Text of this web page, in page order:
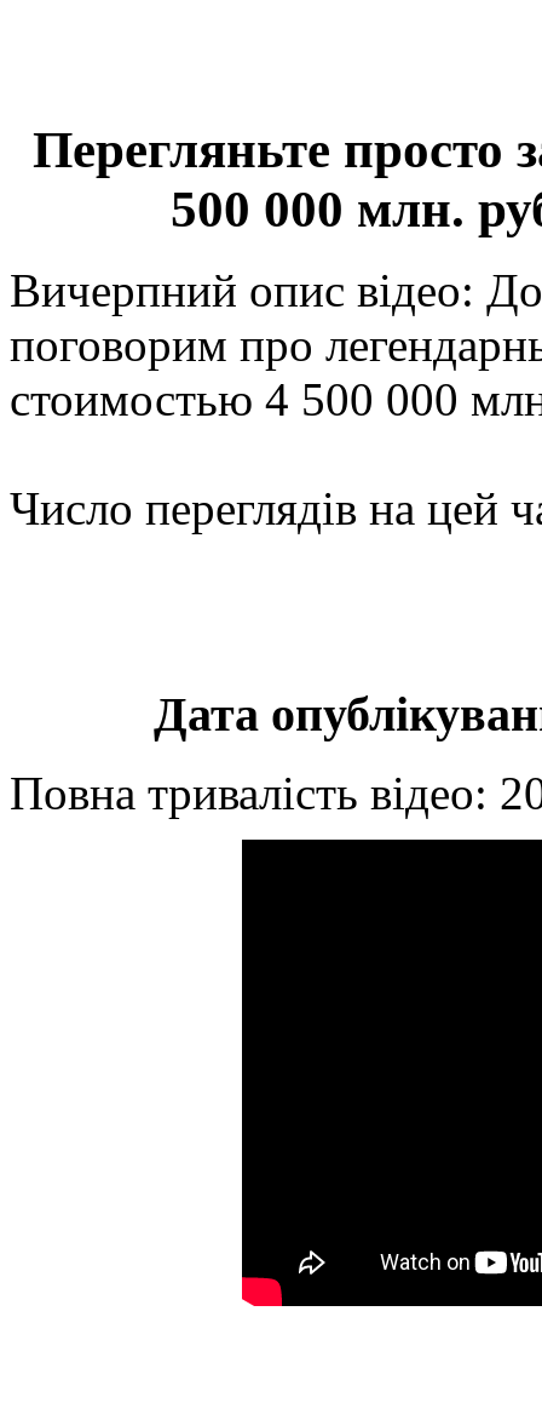
Перегляньте
500 000 млн.
Вичерпний опис відео:
поговорим про
стоимостью 4 500 000
Число переглядів на цей
Дата
Повна тривалість відео: